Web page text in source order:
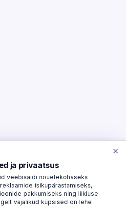
×
ja privaatsus
veebisaidi nõuetekohaseks
isikupärastamiseks,
pakkumiseks ning liikluse
vajalikud küpsised on lehe